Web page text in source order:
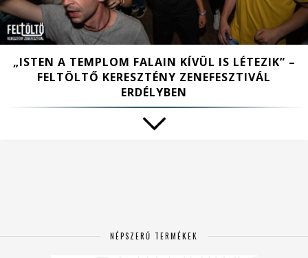
„ISTEN A TEMPLOM FALAIN KÍVÜL IS LÉTEZIK” –
FELTÖLTŐ KERESZTÉNY ZENEFESZTIVÁL
ERDÉLYBEN
NÉPSZERŰ TERMÉKEK